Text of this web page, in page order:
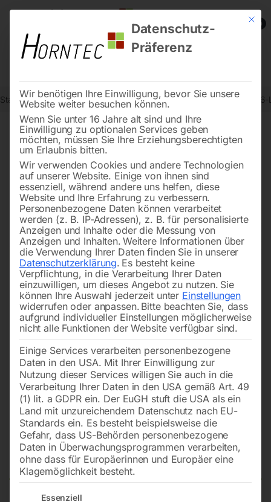
0
Start Drucklufttechnologie Druckluftzubehör Flachstrahldüse,
Flachstrahldüse, 16-Loch
Mit
Datenschutz-
Präferenz
Wir benötigen Ihre Einwilligung, bevor Sie unsere
Website weiter besuchen können.
Wenn Sie unter 16 Jahre alt sind und Ihre
Einwilligung zu optionalen Services geben
möchten, müssen Sie Ihre Erziehungsberechtigten
um Erlaubnis bitten.
Wir verwenden Cookies und andere Technologien
auf unserer Website. Einige von ihnen sind
essenziell, während andere uns helfen, diese
Website und Ihre Erfahrung zu verbessern.
Personenbezogene Daten können verarbeitet
werden (z. B. IP-Adressen), z. B. für personalisierte
Anzeigen und Inhalte oder die Messung von
Anzeigen und Inhalten. Weitere Informationen über
die Verwendung Ihrer Daten finden Sie in unserer
Datenschutzerklärung. Es besteht keine
Verpflichtung, in die Verarbeitung Ihrer Daten
einzuwilligen, um dieses Angebot zu nutzen. Sie
können Ihre Auswahl jederzeit unter Einstellungen
widerrufen oder anpassen. Bitte beachten Sie, dass
aufgrund individueller Einstellungen möglicherweise
nicht alle Funktionen der Website verfügbar sind.
Einige Services verarbeiten personenbezogene
Daten in den USA. Mit Ihrer Einwilligung zur
Nutzung dieser Services willigen Sie auch in die
Verarbeitung Ihrer Daten in den USA gemäß Art. 49
(1) lit. a GDPR ein. Der EuGH stuft die USA als ein
Land mit unzureichendem Datenschutz nach EU-
Standards ein. Es besteht beispielsweise die
Gefahr, dass US-Behörden personenbezogene
Daten in Überwachungsprogrammen verarbeiten,
ohne dass für Europäerinnen und Europäer eine
Klagemöglichkeit besteht.
Es folgt eine Liste der Service-Gruppen, für die eine
Essenziell